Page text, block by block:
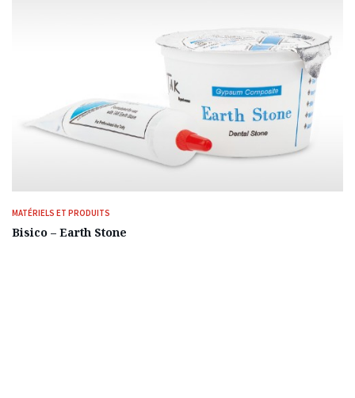
MATÉRIELS ET PRODUITS
Bisico – Earth Stone